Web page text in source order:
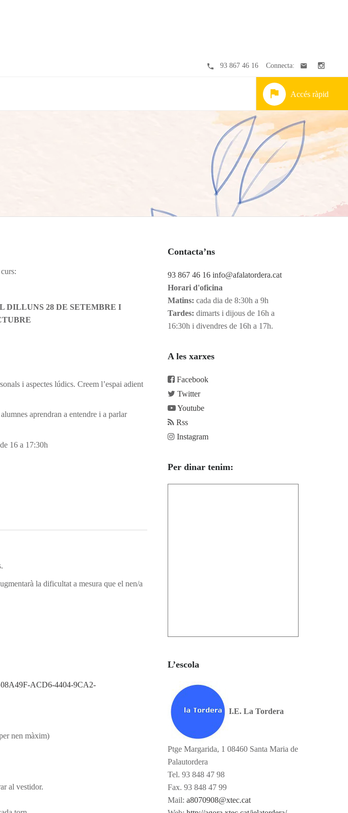
Connecta:
93 867 46 16
Accés ràpid
DILLUNS 28 DE SETEMBRE I
i aspectes lúdics. Creem l’espai adient
aprendran a entendre i a parlar
16 a 17:30h
la dificultat a mesura que el nen/a
ACD6-4404-9CA2-
nen màxim)
al vestidor.
Contacta’ns
93 867 46 16 info@afalatordera.cat
Horari d'oficina
Matins: cada dia de 8:30h a 9h
Tardes: dimarts i dijous de 16h a
16:30h i divendres de 16h a 17h.
A les xarxes
Facebook
Twitter
Youtube
Rss
Instagram
Per dinar tenim:
L’escola
I.E. La Tordera
Ptge Margarida, 1 08460 Santa Maria de
Palautordera
Tel. 93 848 47 98
Fax. 93 848 47 99
Mail: a8070908@xtec.cat